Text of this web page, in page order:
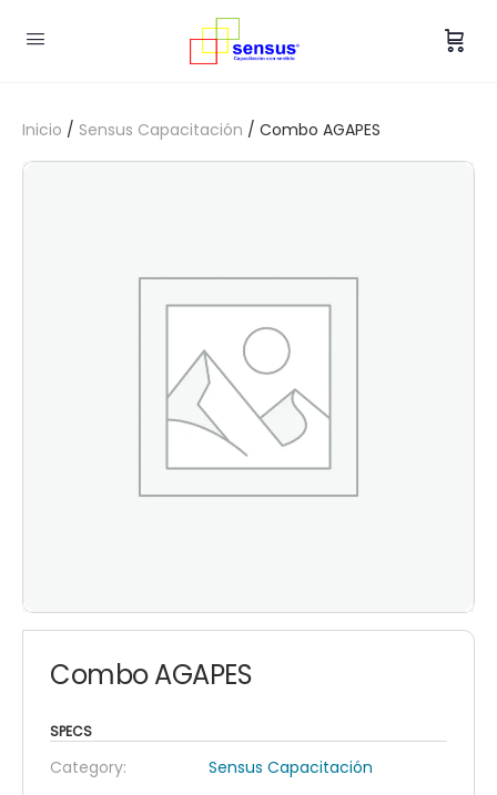
Inicio / Sensus Capacitación / Combo AGAPES
Combo AGAPES
SPECS
Category: Sensus Capacitación